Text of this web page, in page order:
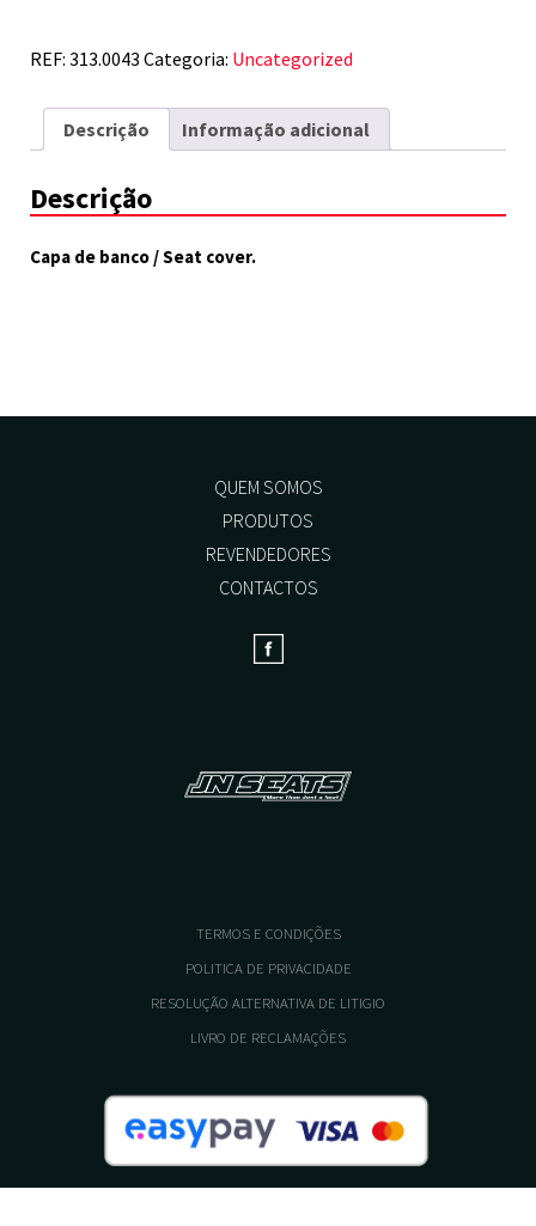
REF: 313.0043 Categoria: Uncategorized
Descrição Informação adicional
Descrição
Capa de banco / Seat cover.
QUEM SOMOS
PRODUTOS
REVENDEDORES
CONTACTOS
TERMOS E CONDIÇÕES
POLITICA DE PRIVACIDADE
RESOLUÇÃO ALTERNATIVA DE LITIGIO
LIVRO DE RECLAMAÇÕES